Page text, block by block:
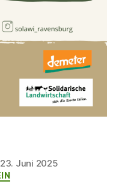
23. Juni 2025